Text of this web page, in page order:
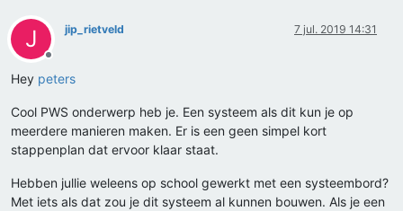
J
Offline
jip_rietveld 7 jul. 2019 14:31
Hey peters
Cool PWS onderwerp heb je. Een systeem als dit kun je op
meerdere manieren maken. Er is een geen simpel kort
stappenplan dat ervoor klaar staat.
Hebben jullie weleens op school gewerkt met een systeembord?
Met iets als dat zou je dit systeem al kunnen bouwen. Als je een